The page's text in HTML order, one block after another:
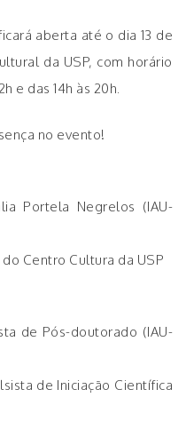
aberta até o dia 13 de
da USP, com horário
e das 14h às 20h.
no evento!
Portela Negrelos (IAU-
Centro Cultura da USP
de Pós-doutorado (IAU-
de Iniciação Científica